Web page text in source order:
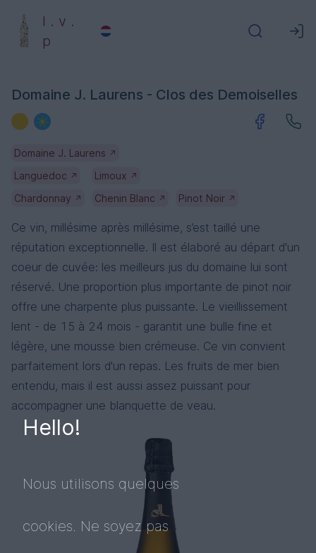
l . v .
p
Domaine J. Laurens - Clos des Demoiselles
Domaine J. Laurens ↗
Languedoc ↗ Limoux ↗
Chardonnay ↗ Chenin Blanc ↗ Pinot Noir ↗
Ce vin, millésime après millésime, s’est taillé une
réputation exceptionnelle. Il est élaboré au départ d'un
coeur de cuvée: les meilleurs jus du domaine lui sont
réservé. Une proportion plus importante de pinot noir
offre une charpente plus puissante. Le vieillissement
lent - de 15 à 24 mois - garantit une bulle fine et
légère, une mousse bien crémeuse. Ce vin convient
parfaitement lors d'un repas. Les fruits de mer bien
entendu, mais il est aussi assez puissant pour
accompagner une blanquette de veau.
Hello!
Nous utilisons quelques
cookies. Ne soyez pas